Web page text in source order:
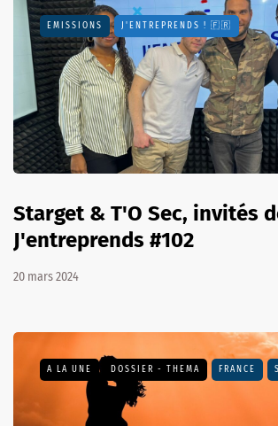
EMISSIONS J'ENTREPRENDS ! 🇫🇷
Starget & T'O Sec, invités
J'entreprends #102
20 mars 2024
A LA UNE DOSSIER - THEMA FRANCE